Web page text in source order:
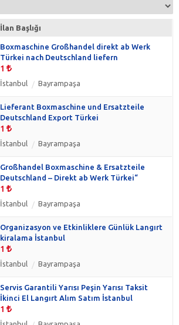
İlan Başlığı
Boxmaschine Großhandel direkt ab Werk
Türkei nach Deutschland liefern
1
İstanbul Bayrampaşa
Lieferant Boxmaschine und Ersatzteile
Deutschland Export Türkei
1
İstanbul Bayrampaşa
Großhandel Boxmaschine & Ersatzteile
Deutschland – Direkt ab Werk Türkei“
1
İstanbul Bayrampaşa
Organizasyon ve Etkinliklere Günlük Langırt
kiralama İstanbul
1
İstanbul Bayrampaşa
Servis Garantili Yarısı Peşin Yarısı Taksit
İkinci El Langırt Alım Satım İstanbul
1